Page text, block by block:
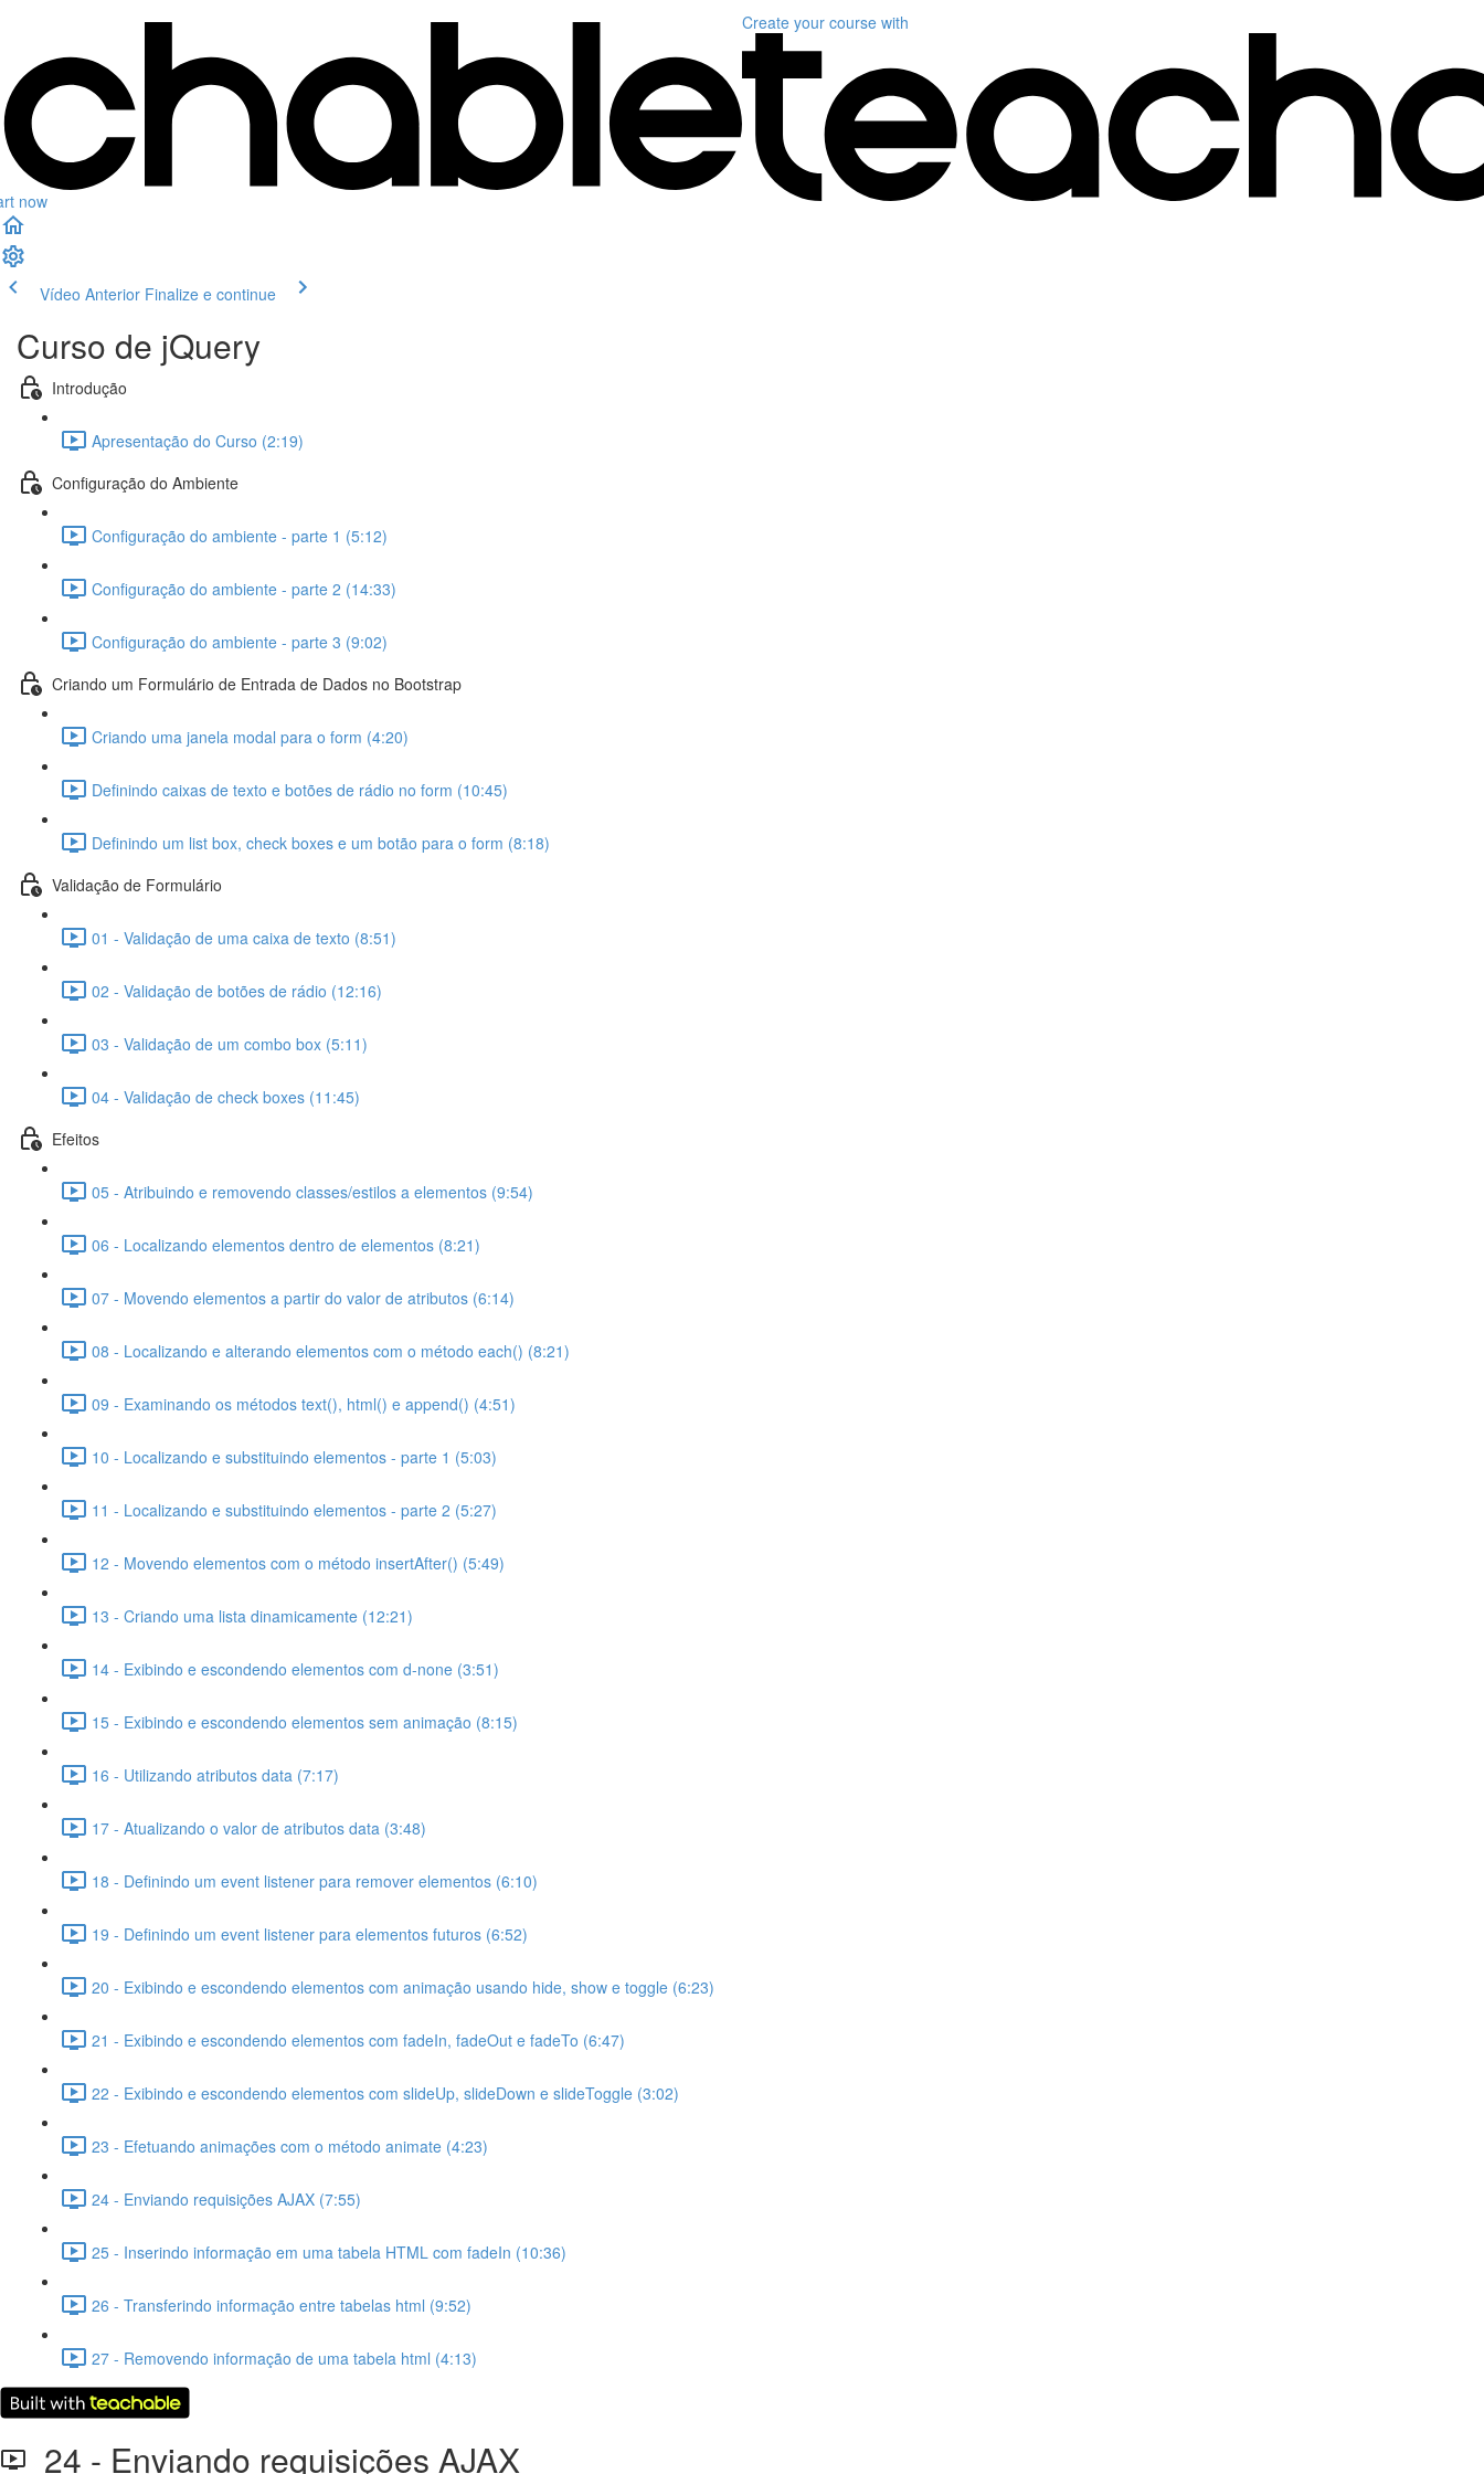
now
Create your course with
Vídeo Anterior Finalize e continue
Curso de jQuery
Introdução
Apresentação do Curso (2:19)
Configuração do Ambiente
Configuração do ambiente - parte 1 (5:12)
Configuração do ambiente - parte 2 (14:33)
Configuração do ambiente - parte 3 (9:02)
Criando um Formulário de Entrada de Dados no Bootstrap
Criando uma janela modal para o form (4:20)
Definindo caixas de texto e botões de rádio no form (10:45)
Definindo um list box, check boxes e um botão para o form (8:18)
Validação de Formulário
01 - Validação de uma caixa de texto (8:51)
02 - Validação de botões de rádio (12:16)
03 - Validação de um combo box (5:11)
04 - Validação de check boxes (11:45)
Efeitos
05 - Atribuindo e removendo classes/estilos a elementos (9:54)
06 - Localizando elementos dentro de elementos (8:21)
07 - Movendo elementos a partir do valor de atributos (6:14)
08 - Localizando e alterando elementos com o método each() (8:21)
09 - Examinando os métodos text(), html() e append() (4:51)
10 - Localizando e substituindo elementos - parte 1 (5:03)
11 - Localizando e substituindo elementos - parte 2 (5:27)
12 - Movendo elementos com o método insertAfter() (5:49)
13 - Criando uma lista dinamicamente (12:21)
14 - Exibindo e escondendo elementos com d-none (3:51)
15 - Exibindo e escondendo elementos sem animação (8:15)
16 - Utilizando atributos data (7:17)
17 - Atualizando o valor de atributos data (3:48)
18 - Definindo um event listener para remover elementos (6:10)
19 - Definindo um event listener para elementos futuros (6:52)
20 - Exibindo e escondendo elementos com animação usando hide, show e toggle (6:23)
21 - Exibindo e escondendo elementos com fadeIn, fadeOut e fadeTo (6:47)
22 - Exibindo e escondendo elementos com slideUp, slideDown e slideToggle (3:02)
23 - Efetuando animações com o método animate (4:23)
24 - Enviando requisições AJAX (7:55)
25 - Inserindo informação em uma tabela HTML com fadeIn (10:36)
26 - Transferindo informação entre tabelas html (9:52)
27 - Removendo informação de uma tabela html (4:13)
24 - Enviando requisições AJAX